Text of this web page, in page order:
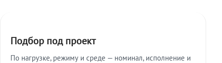
Подбор под проект
По нагрузке, режиму и среде — номинал, исполнение и